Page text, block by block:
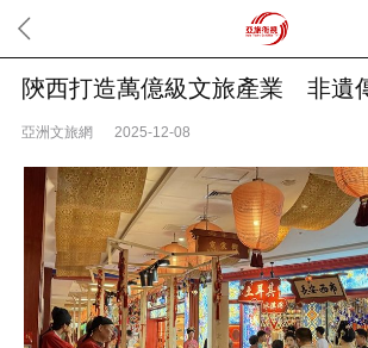
陝西打造萬億級文旅產業 非遺
亞洲文旅網 2025-12-08